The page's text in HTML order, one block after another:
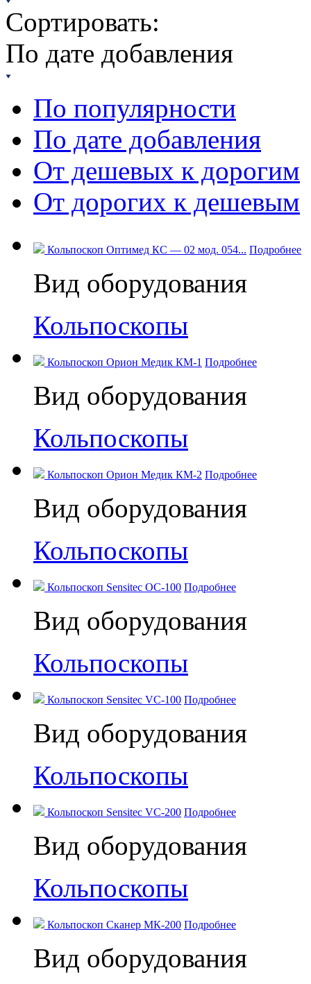
Сортировать:
По дате добавления
По популярности
По дате добавления
От дешевых к дорогим
От дорогих к дешевым
Кольпоскоп Оптимед КС — 02 мод. 054... Подробнее
Вид оборудования
Кольпоскопы
Кольпоскоп Орион Медик КМ-1 Подробнее
Вид оборудования
Кольпоскопы
Кольпоскоп Орион Медик КМ-2 Подробнее
Вид оборудования
Кольпоскопы
Кольпоскоп Sensitec OC-100 Подробнее
Вид оборудования
Кольпоскопы
Кольпоскоп Sensitec VC-100 Подробнее
Вид оборудования
Кольпоскопы
Кольпоскоп Sensitec VC-200 Подробнее
Вид оборудования
Кольпоскопы
Кольпоскоп Сканер МК-200 Подробнее
Вид оборудования